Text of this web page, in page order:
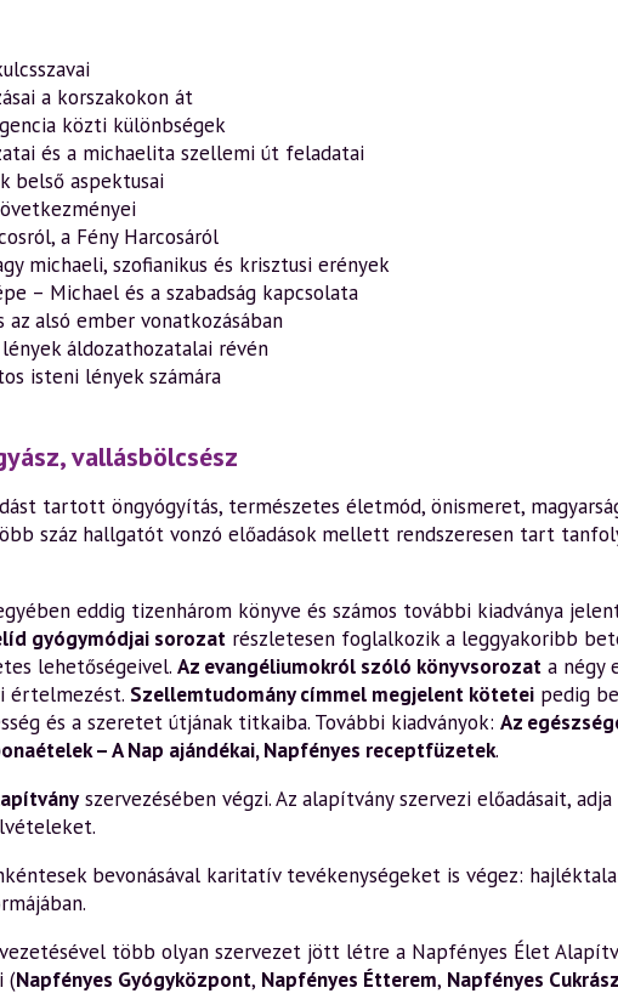
a korszakokon át
közti különbségek
és a michaelita szellemi út feladatai
belső aspektusai
a Fény Harcosáról
michaeli, szofianikus és krisztusi erények
– Michael és a szabadság kapcsolata
az alsó ember vonatkozásában
áldozathozatalai révén
isteni lények számára
vallásbölcsész
tartott öngyógyítás, természetes életmód, önismeret,
száz hallgatót vonzó előadások mellett rendszeresen tart
eddig tizenhárom könyve és számos további kiadványa
gyógymódjai sorozat részletesen foglalkozik a leggyakoribb
lehetőségeivel. Az evangéliumokról szóló könyvsorozat a négy
értelmezést. Szellemtudomány címmel megjelent kötetei pedig
és a szeretet útjának titkaiba. További kiadványok: Az
– A Nap ajándékai,Napfényes receptfüzetek.
szervezésében végzi. Az alapítvány szervezi előadásait,
bevonásával karitatív tevékenységeket is végez:
több olyan szervezet jött létre a Napfényes Élet
(Napfényes Gyógyközpont, Napfényes Étterem, Napfényes